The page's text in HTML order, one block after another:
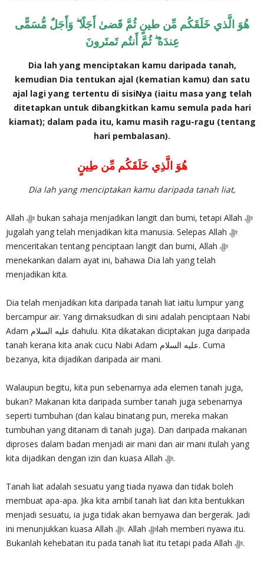
هُوَ الَّذي خَلَقَكُم مِّن طينٍ ثُمَّ قَضىٰ أَجَلًا ۖ وَأَجَلٌ مُّسَمًّى
عِندَهُ ۖ ثُمَّ أَنتُم تَمتَرونَ
Dia lah yang menciptakan kamu daripada tanah,
kemudian Dia tentukan ajal (kematian kamu) dan satu
ajal lagi yang tertentu di sisiNya (iaitu masa yang telah
ditetapkan untuk dibangkitkan kamu semula pada hari
kiamat); dalam pada itu, kamu masih ragu-ragu (tentang
hari pembalasan).
هُوَ الَّذِي خَلَقَكُم مِّن طِينٍ
Dia lah yang menciptakan kamu daripada tanah liat,
Allah ‎ﷻ bukan sahaja menjadikan langit dan bumi, tetapi Allah ‎ﷻ
jugalah yang telah menjadikan kita manusia. Selepas Allah ‎ﷻ
menceritakan tentang penciptaan langit dan bumi, Allah ‎ﷻ
menekankan dalam ayat ini, bahawa Dia lah yang telah
menjadikan kita.
Dia telah menjadikan kita daripada tanah liat iaitu lumpur yang
bercampur air. Yang dimaksudkan di sini adalah penciptaan Nabi
Adam عليه السلام dahulu. Kita dikatakan diciptakan juga daripada
tanah kerana kita anak cucu Nabi Adam عليه السلام. Cuma
bezanya, kita dijadikan daripada air mani.
Walaupun begitu, kita pun sebenarnya ada elemen tanah juga,
bukan? Makanan kita daripada sumber tanah juga sebenarnya
seperti tumbuhan (dan kalau binatang pun, mereka makan
tumbuhan yang ditanam di tanah juga). Dan daripada makanan
diproses dalam badan menjadi air mani dan air mani itulah yang
kita dijadikan dengan izin dan kuasa Allah ‎ﷻ.
Tanah liat adalah sesuatu yang tiada nyawa dan tidak boleh
membuat apa-apa. Jika kita ambil tanah liat dan kita bentukkan
menjadi sesuatu, ia juga tidak akan bernyawa dan bergerak. Jadi
ini menunjukkan kuasa Allah ‎ﷻ. Allah ‎ﷻlah memberi nyawa itu.
Bukanlah kehebatan itu pada tanah liat itu tetapi pada Allah ‎ﷻ.